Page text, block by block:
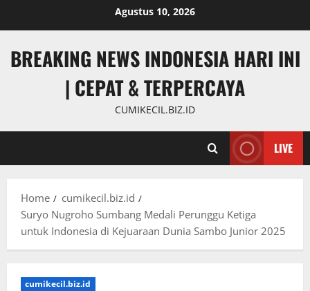
Agustus 10, 2026
BREAKING NEWS INDONESIA HARI INI
| CEPAT & TERPERCAYA
CUMIKECIL.BIZ.ID
LIVE
Home
cumikecil.biz.id
Suryo Nugroho Sumbang Medali Perunggu Ketiga
untuk Indonesia di Kejuaraan Dunia Sambo Junior 2025
cumikecil.biz.id